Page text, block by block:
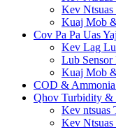
Kev
Kuaj Mob
Cov Pa Pa Uas
Kev Lag
Lub Sensor
Kuaj Mob
COD &
Qhov Turbidity &
Kev ntsuas
Kev